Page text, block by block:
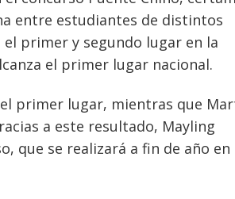
entre estudiantes de distintos
primer y segundo lugar en la
el primer lugar nacional.
primer lugar, mientras que
a este resultado, Mayling
que se realizará a fin de año en